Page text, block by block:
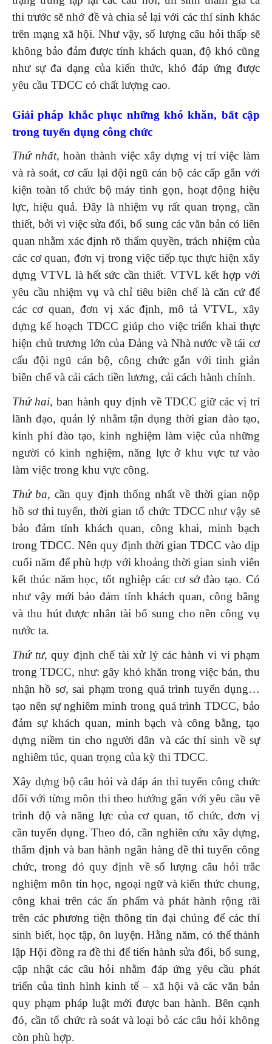
thi trước sẽ nhớ đề và chia sẻ lại với các thí sinh khác
trên mạng xã hội. Như vậy, số lượng câu hỏi thấp sẽ
không bảo đảm được tính khách quan, độ khó cũng
như sự đa dạng của kiến thức, khó đáp ứng được
yêu cầu TDCC có chất lượng cao.
Giải pháp khắc phục những khó khăn, bất cập
trong tuyển dụng công chức
Thứ nhất, hoàn thành việc xây dựng vị trí việc làm
và rà soát, cơ cấu lại đội ngũ cán bộ các cấp gắn với
kiện toàn tổ chức bộ máy tinh gọn, hoạt động hiệu
lực, hiệu quả. Đây là nhiệm vụ rất quan trọng, cần
thiết, bởi vì việc sửa đổi, bổ sung các văn bản có liên
quan nhằm xác định rõ thẩm quyền, trách nhiệm của
các cơ quan, đơn vị trong việc tiếp tục thực hiện xây
dựng VTVL là hết sức cần thiết. VTVL kết hợp với
yêu cầu nhiệm vụ và chỉ tiêu biên chế là căn cứ để
các cơ quan, đơn vị xác định, mô tả VTVL, xây
dựng kế hoạch TDCC giúp cho việc triển khai thực
hiện chủ trương lớn của Đảng và Nhà nước về tái cơ
cấu đội ngũ cán bộ, công chức gắn với tinh giản
biên chế và cải cách tiền lương, cải cách hành chính.
Thứ hai, ban hành quy định về TDCC giữ các vị trí
lãnh đạo, quản lý nhằm tận dụng thời gian đào tạo,
kinh phí đào tạo, kinh nghiệm làm việc của những
người có kinh nghiệm, năng lực ở khu vực tư vào
làm việc trong khu vực công.
Thứ ba, cần quy định thống nhất về thời gian nộp
hồ sơ thi tuyển, thời gian tổ chức TDCC như vậy sẽ
bảo đảm tính khách quan, công khai, minh bạch
trong TDCC. Nên quy định thời gian TDCC vào dịp
cuối năm để phù hợp với khoảng thời gian sinh viên
kết thúc năm học, tốt nghiệp các cơ sở đào tạo. Có
như vậy mới bảo đảm tính khách quan, công bằng
và thu hút được nhân tài bổ sung cho nền công vụ
nước ta.
Thứ tư, quy định chế tài xử lý các hành vi vi phạm
trong TDCC, như: gây khó khăn trong việc bán, thu
nhận hồ sơ, sai phạm trong quá trình tuyển dụng…
tạo nên sự nghiêm minh trong quá trình TDCC, bảo
đảm sự khách quan, minh bạch và công bằng, tạo
dựng niềm tin cho người dân và các thí sinh về sự
nghiêm túc, quan trọng của kỳ thi TDCC.
Xây dựng bộ câu hỏi và đáp án thi tuyển công chức
đối với từng môn thi theo hướng gắn với yêu cầu về
trình độ và năng lực của cơ quan, tổ chức, đơn vị
cần tuyển dụng. Theo đó, cần nghiên cứu xây dựng,
thẩm định và ban hành ngân hàng đề thi tuyển công
chức, trong đó quy định về số lượng câu hỏi trắc
nghiệm môn tin học, ngoại ngữ và kiến thức chung,
công khai trên các ấn phẩm và phát hành rộng rãi
trên các phương tiện thông tin đại chúng để các thí
sinh biết, học tập, ôn luyện. Hằng năm, có thể thành
lập Hội đồng ra đề thi để tiến hành sửa đổi, bổ sung,
cập nhật các câu hỏi nhằm đáp ứng yêu cầu phát
triển của tình hình kinh tế – xã hội và các văn bản
quy phạm pháp luật mới được ban hành. Bên cạnh
đó, cần tổ chức rà soát và loại bỏ các câu hỏi không
còn phù hợp.